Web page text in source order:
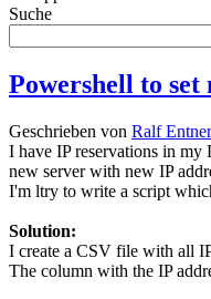
Suche
Powershell to
Geschrieben von Ralf Entner
I have IP reservations in my
new server with new IP
I'm ltry to write a script
Solution:
I create a CSV file with all
The column with the IP